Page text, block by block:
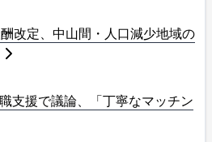
改定、中山間・人口減少地域の
支援で議論、「丁寧なマッチン